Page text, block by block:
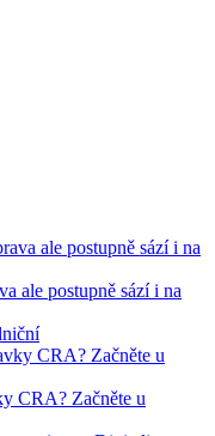
ale postupně sází i na
CRA? Začněte u